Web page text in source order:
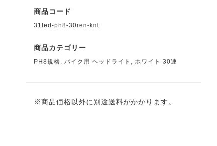
商品コード
31led-ph8-30ren-knt
商品カテゴリー
PH8規格, バイク用 ヘッドライト , ホワイト 30連
※商品価格以外に別途送料がかかります。